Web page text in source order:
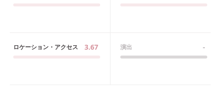
ロケーション・アクセス 3.67 演出 -